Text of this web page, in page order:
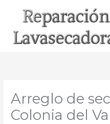
Arreglo de
Colonia del